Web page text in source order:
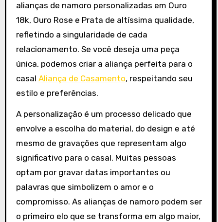
alianças de namoro personalizadas em Ouro
18k, Ouro Rose e Prata de altíssima qualidade,
refletindo a singularidade de cada
relacionamento. Se você deseja uma peça
única, podemos criar a aliança perfeita para o
casal Aliança de Casamento, respeitando seu
estilo e preferências.
A personalização é um processo delicado que
envolve a escolha do material, do design e até
mesmo de gravações que representam algo
significativo para o casal. Muitas pessoas
optam por gravar datas importantes ou
palavras que simbolizem o amor e o
compromisso. As alianças de namoro podem ser
o primeiro elo que se transforma em algo maior,